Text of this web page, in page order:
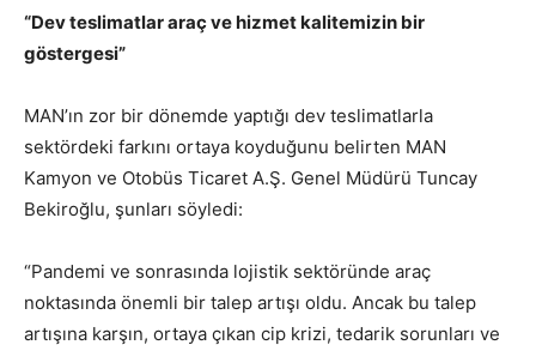
“Dev teslimatlar araç ve hizmet kalitemizin bir
göstergesi”
MAN’ın zor bir dönemde yaptığı dev teslimatlarla
sektördeki farkını ortaya koyduğunu belirten MAN
Kamyon ve Otobüs Ticaret A.Ş. Genel Müdürü Tuncay
Bekiroğlu, şunları söyledi:
“Pandemi ve sonrasında lojistik sektöründe araç
noktasında önemli bir talep artışı oldu. Ancak bu talep
artışına karşın, ortaya çıkan cip krizi, tedarik sorunları ve